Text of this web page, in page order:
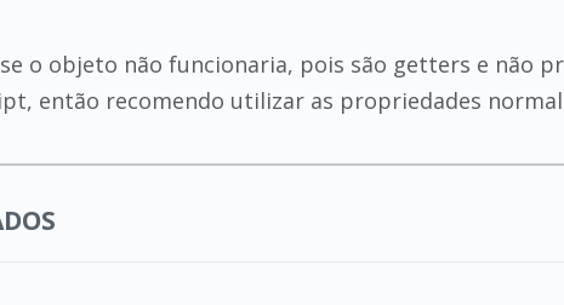
o objeto não funcionaria, pois são getters e não
então recomendo utilizar as propriedades